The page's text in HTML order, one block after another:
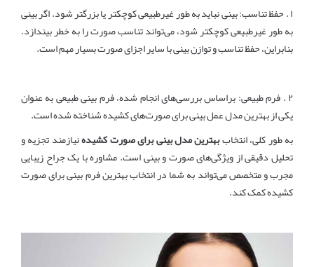
۱.حفظ تناسب: بینی نباید به طور غیرطبیعی کوچکتر یا بزرگتر شود. اگر بینی
به طور غیرطبیعی کوچکتر شود، می‌تواند تناسب صورت را به خطر بیندازد.
بنابراین، حفظ تناسب و توازن بینی با سایر اجزای صورت بسیار مهم است.
۲.فرم طبیعی: براساس بررسی‌های انجام شده، فرم بینی طبیعی به عنوان
یکی از بهترین مدل عمل بینی برای صورت‌های کشیده شناخته شده است.
به طور کلی، انتخاببهترین مدل بینی برای صورت کشیدهنیازمند تجزیه و
تحلیل دقیقی از ویژگی‌های صورت و بینی است. مشاوره با یک جراح زیبایی
مجرب و متخصص می‌تواند به شما در انتخاب بهترین فرم بینی برای صورت
کشیده کمک کند.